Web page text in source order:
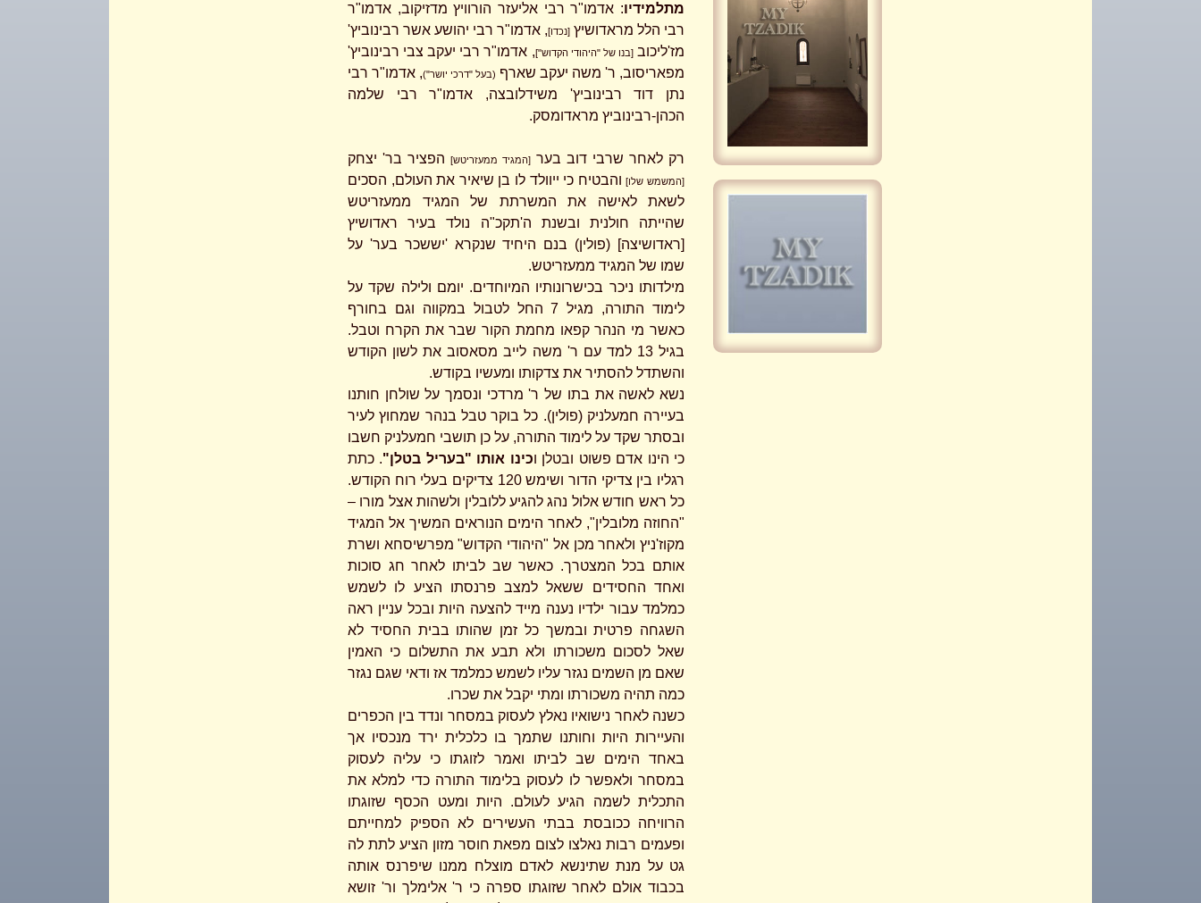
מתלמידיו: אדמו"ר רבי אליעזר הורוויץ מדזיקוב, אדמו"ר
רבי הלל מראדושיץ [נכדו], אדמו"ר רבי יהושע אשר רבינוביץ'
מז'ליכוב[בנו של "היהודי הקדוש"], אדמו"ר רבי יעקב צבי רבינוביץ'
מפאריסוב, ר' משה יעקב שארף (בעל "דרכי יושר"), אדמו"ר רבי
נתן דוד רבינוביץ' משידלובצה, אדמו"ר רבי שלמה
הכהן-רבינוביץ מראדומסק.
רק לאחר שרבי דוב בער [המגיד ממעזריטש] הפציר בר' יצחק
[המשמש שלו]והבטיח כי ייוולד לו בן שיאיר את העולם, הסכים
לשאת לאישה את המשרתת של המגיד ממעזריטש
שהייתה חולנית ובשנת ה'תקכ"ה נולד בעיר ראדושיץ
[ראדושיצה] (פולין) בנם היחיד שנקרא 'יששכר בער' על
שמו של המגיד ממעזריטש.
מילדותו ניכר בכישרונותיו המיוחדים. יומם ולילה שקד על
לימוד התורה, מגיל 7 החל לטבול במקווה וגם בחורף
כאשר מי הנהר קפאו מחמת הקור שבר את הקרח וטבל.
בגיל 13 למד עם ר' משה לייב מסאסוב את לשון הקודש
והשתדל להסתיר את צדקותו ומעשיו בקודש.
נשא לאשה את בתו של ר' מרדכי ונסמך על שולחן חותנו
בעיירה חמעלניק (פולין). כל בוקר טבל בנהר שמחוץ לעיר
ובסתר שקד על לימוד התורה, על כן תושבי חמעלניק חשבו
כי הינו אדם פשוט ובטלן וכינו אותו "בעריל בטלן". כתת
רגליו בין צדיקי הדור ושימש 120 צדיקים בעלי רוח הקודש.
כל ראש חודש אלול נהג להגיע ללובלין ולשהות אצל מורו –
"החוזה מלובלין", לאחר הימים הנוראים המשיך אל המגיד
מקוז'ניץ ולאחר מכן אל "היהודי הקדוש" מפרשיסחא ושרת
אותם בכל המצטרך. כאשר שב לביתו לאחר חג סוכות
ואחד החסידים ששאל למצב פרנסתו הציע לו לשמש
כמלמד עבור ילדיו נענה מייד להצעה היות ובכל עניין ראה
השגחה פרטית ובמשך כל זמן שהותו בבית החסיד לא
שאל לסכום משכורתו ולא תבע את התשלום כי האמין
שאם מן השמים נגזר עליו לשמש כמלמד אז ודאי שגם נגזר
כמה תהיה משכורתו ומתי יקבל את שכרו.
כשנה לאחר נישואיו נאלץ לעסוק במסחר ונדד בין הכפרים
והעיירות היות וחותנו שתמך בו כלכלית ירד מנכסיו אך
באחד הימים שב לביתו ואמר לזוגתו כי עליה לעסוק
במסחר ולאפשר לו לעסוק בלימוד התורה כדי למלא את
התכלית לשמה הגיע לעולם. היות ומעט הכסף שזוגתו
הרוויחה ככובסת בבתי העשירים לא הספיק למחייתם
ופעמים רבות נאלצו לצום מפאת חוסר מזון הציע לתת לה
גט על מנת שתינשא לאדם מוצלח ממנו שיפרנס אותה
בכבוד אולם לאחר שזוגתו ספרה כי ר' אלימלך ור' זושא